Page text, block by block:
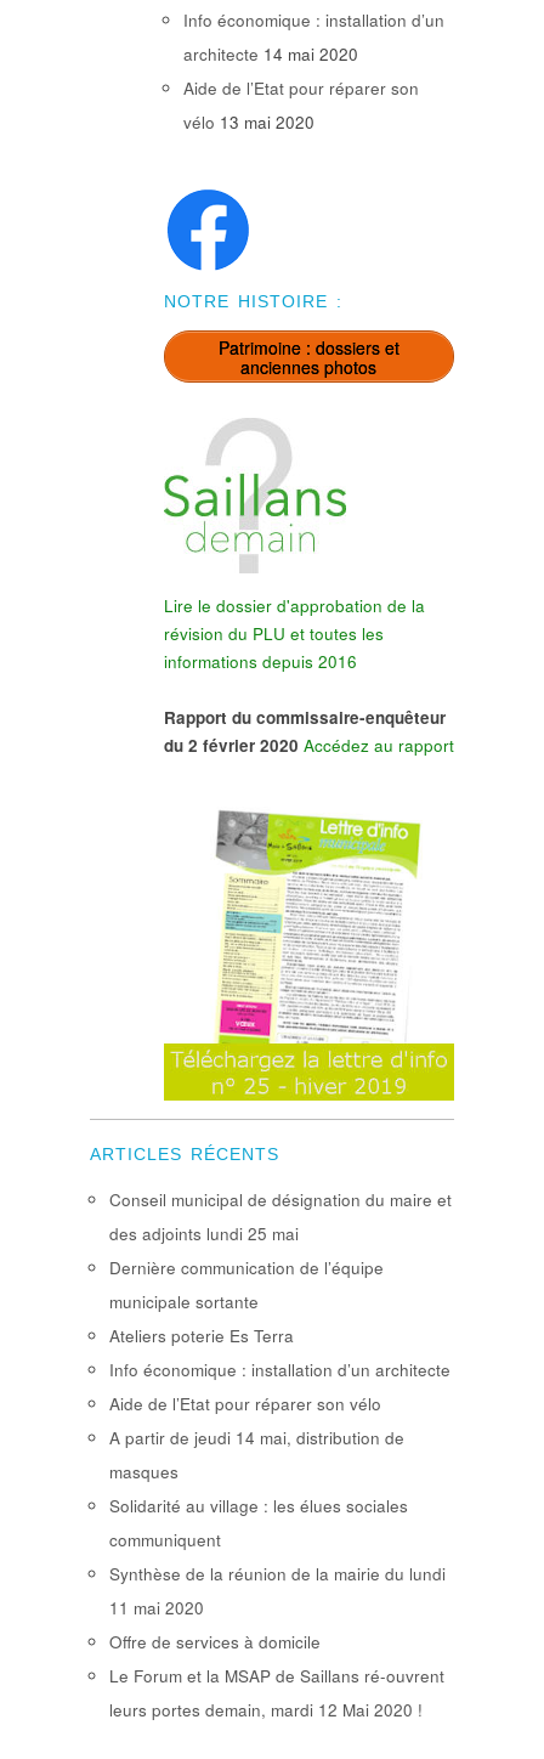
Info économique : installation d’un
architecte 14 mai 2020
Aide de l’Etat pour réparer son
vélo 13 mai 2020
NOTRE HISTOIRE :
Patrimoine : dossiers et
anciennes photos
Lire le dossier d'approbation de la
révision du PLU et toutes les
informations depuis 2016
Rapport du commissaire-enquêteur
du 2 février 2020 Accédez au rapport
ARTICLES RÉCENTS
Conseil municipal de désignation du maire et
des adjoints lundi 25 mai
Dernière communication de l’équipe
municipale sortante
Ateliers poterie Es Terra
Info économique : installation d’un architecte
Aide de l’Etat pour réparer son vélo
A partir de jeudi 14 mai, distribution de
masques
Solidarité au village : les élues sociales
communiquent
Synthèse de la réunion de la mairie du lundi
11 mai 2020
Offre de services à domicile
Le Forum et la MSAP de Saillans ré-ouvrent
leurs portes demain, mardi 12 Mai 2020 !